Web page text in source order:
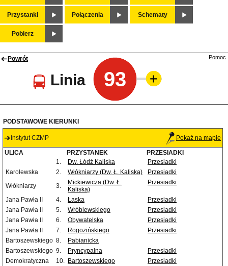
Przystanki Połączenia Schematy
Pobierz
Powrót
Linia 93
Pomoc
PODSTAWOWE KIERUNKI
Instytut CZMP Pokaż na mapie
ULICA PRZYSTANEK
PRZESIADKI
1.
Dw. Łódź Kaliska
Przesiadki
Karolewska
2. Włókniarzy (Dw. Ł. Kaliska)
Przesiadki
Włókniarzy
3.
Mickiewicza (Dw. Ł.
Kaliska)
Przesiadki
Jana Pawła II 4. Łaska
Przesiadki
Jana Pawła II
5. Wróblewskiego
Przesiadki
Jana Pawła II
6. Obywatelska
Przesiadki
Jana Pawła II
7. Rogozińskiego
Przesiadki
Bartoszewskiego 8.
Pabianicka
Bartoszewskiego 9. Pryncypalna
Przesiadki
Demokratyczna
10. Bartoszewskiego
Przesiadki